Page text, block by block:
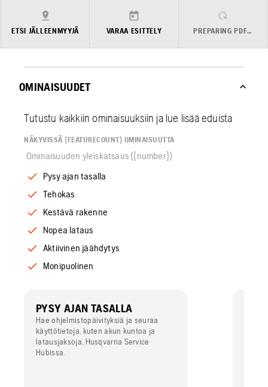
ETSI JÄLLEENMYYJÄ VARAA ESITTELY PREPARING PDF…
OMINAISUUDET
Tutustu kaikkiin ominaisuuksiin ja lue lisää eduista
NÄKYVISSÄ {FEATURECOUNT} OMINAISUUTTA
Ominaisuuden yleiskatsaus ({number})
Pysy ajan tasalla
Tehokas
Kestävä rakenne
Nopea lataus
Aktiivinen jäähdytys
Monipuolinen
PYSY AJAN TASALLA
Hae ohjelmistopäivityksiä ja seuraa
käyttötietoja, kuten akun kuntoa ja
latausjaksoja, Husqvarna Service
Hubissa.